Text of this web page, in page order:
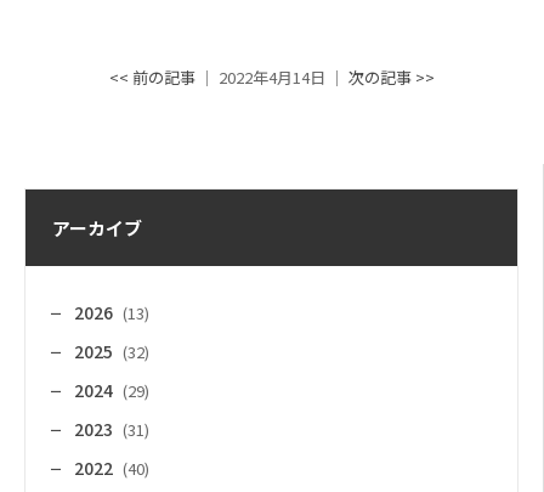
アーカイブ
2026 (13)
2025 (32)
2024 (29)
2023 (31)
2022 (40)
<< 前の記事 │ 2022年4月14日 │ 次の記事 >>